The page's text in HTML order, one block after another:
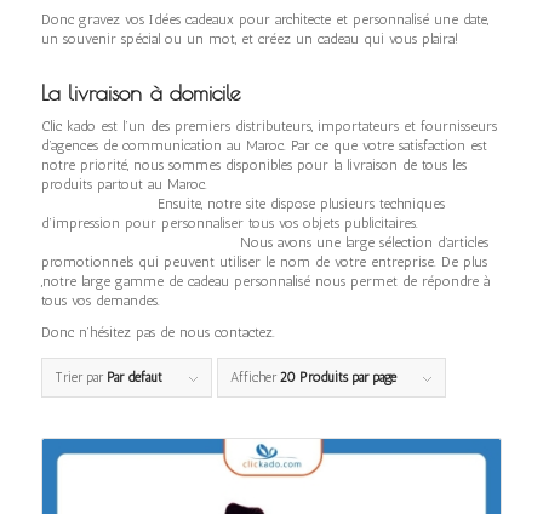
Donc gravez vos Idées cadeaux pour architecte et personnalisé une date,
un souvenir spécial ou un mot, et créez un cadeau qui vous plaira!
La livraison à domicile
Clic kado est l’un des premiers distributeurs, importateurs et fournisseurs
d’agences de communication au Maroc. Par ce que votre satisfaction est
notre priorité, nous sommes disponibles pour la livraison de tous les
produits partout au Maroc.
Ensuite, notre site dispose plusieurs techniques
d’impression pour personnaliser tous vos objets publicitaires.
Nous avons une large sélection d’articles
promotionnels qui peuvent utiliser le nom de votre entreprise. De plus
,notre large gamme de cadeau personnalisé nous permet de répondre à
tous vos demandes.
Donc n’hésitez pas de nous contactez.
Trier par Par défaut Afficher 20 Produits par page